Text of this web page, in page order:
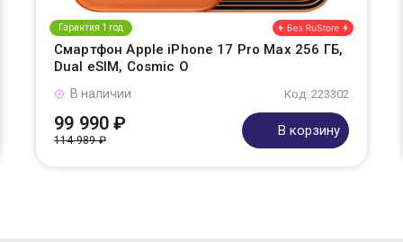
Гарантия 1 год
Смартфон Apple iPhone 17 Pro Max 256 ГБ,
Dual eSIM, Cosmic O
Код: 223302
В наличии
99 990 ₽
114 989 ₽
В корзину